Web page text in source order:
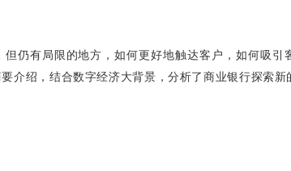
仍有局限的地方，如何更好地触达客户，如何吸
介绍，结合数字经济大背景，分析了商业银行探索